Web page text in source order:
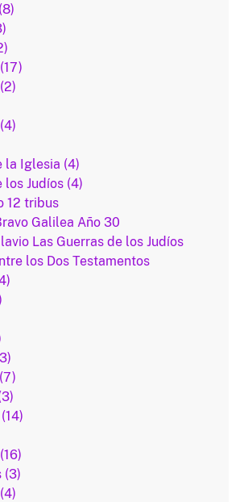
la Iglesia (4)
los Judíos (4)
12 tribus
Galilea Año 30
Las Guerras de los Judíos
los Dos Testamentos
(3)